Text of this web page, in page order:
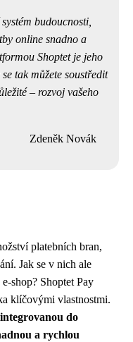
budoucnosti,
online snadno a
Shoptet je jeho
tak můžete soustředit
– rozvoj vašeho
Zdeněk Novák
platebních bran,
Jak se v nich ale
shop? Shoptet Pay
klíčovými vlastnostmi.
do
a rychlou